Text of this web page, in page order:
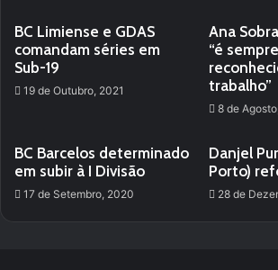
BC Limiense e GDAS
comandam séries em
Sub-19
19 de Outubro, 2021
Ana
“é
trabalho”
8 de
BC Barcelos determinado
em subir à I Divisão
17 de Setembro, 2020
Danjel
Porto)
28 de